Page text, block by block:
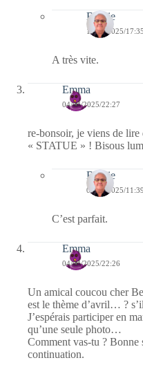
Bernie
15/04/2025/17:35
A très vite.
Emma
04/04/2025/22:27
re-bonsoir, je viens de lire
« STATUE » ! Bisous
Bernie
06/04/2025/11:39
C’est parfait.
Emma
04/04/2025/22:26
Un amical coucou cher
est le thème d’avril… ?
J’espérais participer en
qu’une seule photo…
Comment vas-tu ? Bonne
continuation.